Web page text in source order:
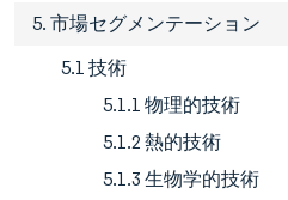
5. 市場セグメンテーション
5.1 技術
5.1.1 物理的技術
5.1.2 熱的技術
5.1.3 生物学的技術